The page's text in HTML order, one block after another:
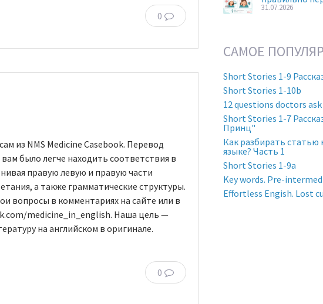
0
из NMS Medicine Casebook. Перевод
было легче находить соответствия в
правую левую и правую части
а также грамматические структуры.
вопросы в комментариях на сайте или в
medicine_in_english. Наша цель —
на английском в оригинале.
0
31.07.2026
САМОЕ
Short Stories 1-9
Short Stories 1-10b
12 questions doctors
Short Stories 1-7
Принц"
Как разбирать статью
языке? Часть 1
Short Stories 1-9a
Key words. Pre-
Effortless Engish. Lost